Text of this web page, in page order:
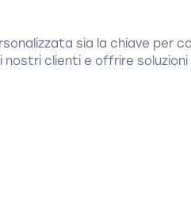
sia la chiave per
nostri clienti e offrire soluzioni